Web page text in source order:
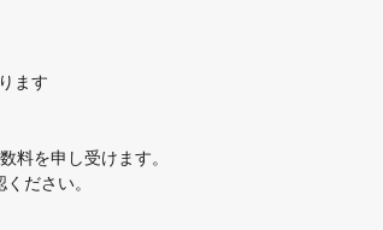
ます
料を申し受けます。
ださい。